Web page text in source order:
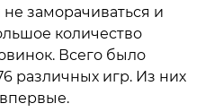
заморачиваться и
количество
Всего было
различных игр. Из них